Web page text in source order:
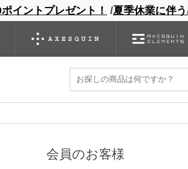
イントプレゼント！ /夏季休業に伴
商品一覧 ブランドサイト
ク グローブ シノギング アウトレット
ページから発行できます。
会員のお客様